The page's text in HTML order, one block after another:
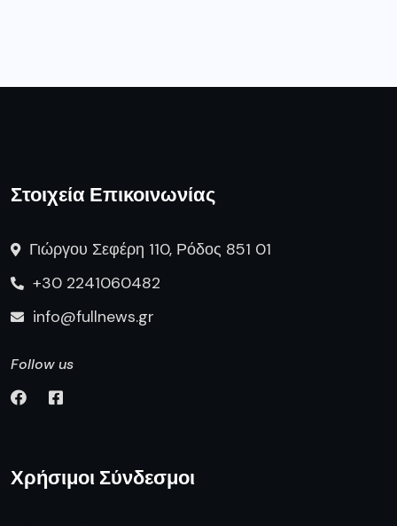
Στοιχεία Επικοινωνίας
Γιώργου Σεφέρη 110, Ρόδος 851 01
+30 2241060482
info@fullnews.gr
Follow us
Χρήσιμοι Σύνδεσμοι